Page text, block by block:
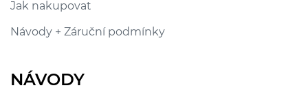
Jak nakupovat
Návody + Záruční podmínky
NÁVODY